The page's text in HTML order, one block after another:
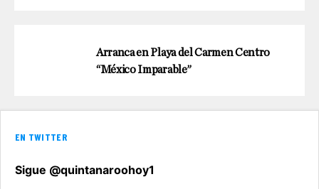
Arranca en Playa del Carmen Centro
“México Imparable”
EN TWITTER
Sigue @quintanaroohoy1